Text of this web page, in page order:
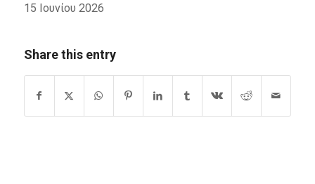
15 Ιουνίου 2026
Share this entry